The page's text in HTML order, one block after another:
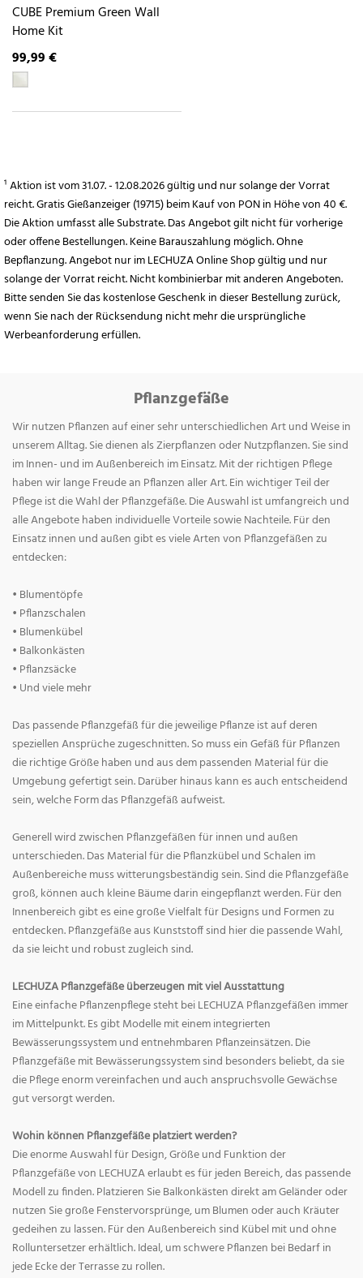
CUBE Premium Green Wall
Home Kit
99,99 €
¹ Aktion ist vom 31.07. - 12.08.2026 gültig und nur solange der Vorrat
reicht. Gratis Gießanzeiger (19715) beim Kauf von PON in Höhe von 40 €.
Die Aktion umfasst alle Substrate. Das Angebot gilt nicht für vorherige
oder offene Bestellungen. Keine Barauszahlung möglich. Ohne
Bepflanzung. Angebot nur im LECHUZA Online Shop gültig und nur
solange der Vorrat reicht. Nicht kombinierbar mit anderen Angeboten.
Bitte senden Sie das kostenlose Geschenk in dieser Bestellung zurück,
wenn Sie nach der Rücksendung nicht mehr die ursprüngliche
Werbeanforderung erfüllen.
Pflanzgefäße
Wir nutzen Pflanzen auf einer sehr unterschiedlichen Art und Weise in
unserem Alltag. Sie dienen als Zierpflanzen oder Nutzpflanzen. Sie sind
im Innen- und im Außenbereich im Einsatz. Mit der richtigen Pflege
haben wir lange Freude an Pflanzen aller Art. Ein wichtiger Teil der
Pflege ist die Wahl der Pflanzgefäße. Die Auswahl ist umfangreich und
alle Angebote haben individuelle Vorteile sowie Nachteile. Für den
Einsatz innen und außen gibt es viele Arten von Pflanzgefäßen zu
entdecken:
• Blumentöpfe
• Pflanzschalen
• Blumenkübel
• Balkonkästen
• Pflanzsäcke
• Und viele mehr
Das passende Pflanzgefäß für die jeweilige Pflanze ist auf deren
speziellen Ansprüche zugeschnitten. So muss ein Gefäß für Pflanzen
die richtige Größe haben und aus dem passenden Material für die
Umgebung gefertigt sein. Darüber hinaus kann es auch entscheidend
sein, welche Form das Pflanzgefäß aufweist.
Generell wird zwischen Pflanzgefäßen für innen und außen
unterschieden. Das Material für die Pflanzkübel und Schalen im
Außenbereiche muss witterungsbeständig sein. Sind die Pflanzgefäße
groß, können auch kleine Bäume darin eingepflanzt werden. Für den
Innenbereich gibt es eine große Vielfalt für Designs und Formen zu
entdecken. Pflanzgefäße aus Kunststoff sind hier die passende Wahl,
da sie leicht und robust zugleich sind.
LECHUZA Pflanzgefäße überzeugen mit viel Ausstattung
Eine einfache Pflanzenpflege steht bei LECHUZA Pflanzgefäßen immer
im Mittelpunkt. Es gibt Modelle mit einem integrierten
Bewässerungssystem und entnehmbaren Pflanzeinsätzen. Die
Pflanzgefäße mit Bewässerungssystem sind besonders beliebt, da sie
die Pflege enorm vereinfachen und auch anspruchsvolle Gewächse
gut versorgt werden.
Wohin können Pflanzgefäße platziert werden?
Die enorme Auswahl für Design, Größe und Funktion der
Pflanzgefäße von LECHUZA erlaubt es für jeden Bereich, das passende
Modell zu finden. Platzieren Sie Balkonkästen direkt am Geländer oder
nutzen Sie große Fenstervorsprünge, um Blumen oder auch Kräuter
gedeihen zu lassen. Für den Außenbereich sind Kübel mit und ohne
Rolluntersetzer erhältlich. Ideal, um schwere Pflanzen bei Bedarf in
jede Ecke der Terrasse zu rollen.